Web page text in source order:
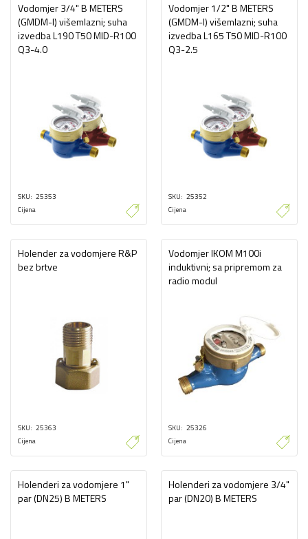
Vodomjer 3/4" B METERS
(GMDM-I) višemlazni; suha
izvedba L190 T50 MID-R100
Q3-4.0
SKU 25353
Cijena
Vodomjer 1/2" B METERS
(GMDM-I) višemlazni; suha
izvedba L165 T50 MID-R100
Q3-2.5
SKU 25352
Cijena
Holender za vodomjere R&P
bez brtve
SKU 25363
Cijena
Vodomjer IKOM M100i
induktivni; sa pripremom za
radio modul
SKU 25326
Cijena
Holenderi za vodomjere 1"
par (DN25) B METERS
Holenderi za vodomjere 3/4"
par (DN20) B METERS